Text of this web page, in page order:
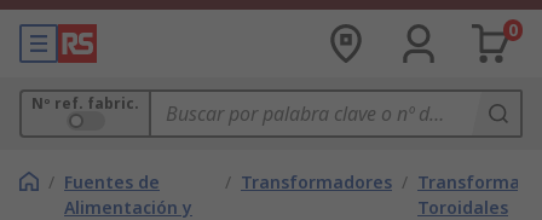
0
Nº ref. fabric.
/ Fuentes de
Alimentación y
/ Transformadores /
Toroidales